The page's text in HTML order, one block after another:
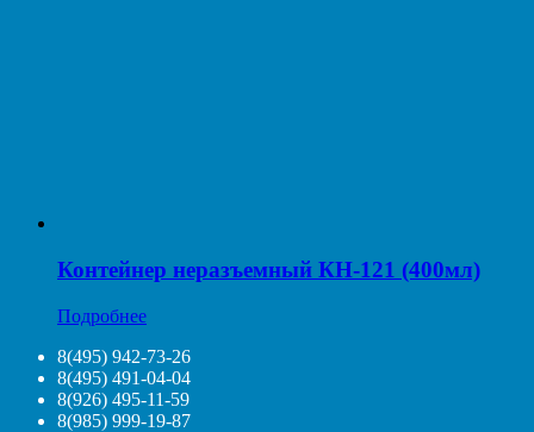
Контейнер неразъемный КН-121 (400мл)
Подробнее
8(495) 942-73-26
8(495) 491-04-04
8(926) 495-11-59
8(985) 999-19-87